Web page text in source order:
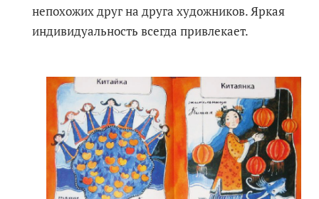
непохожих друг на друга художников. Яркая
индивидуальность всегда привлекает.